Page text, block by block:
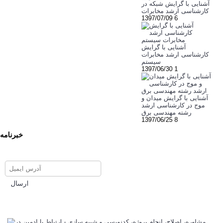
آشنایی با گرایش شبکه در
کارشناسی ارشد مخابرات
1397/07/09 6
آشنایی با گرایش
کارشناسی ارشد مخابرات
سیستم
1397/06/30 1
آشنایی با گرایش میدان و
موج در کارشناسی ارشد
رشته مهندسی برق
1397/06/25 8
خبرنامه
ارسال